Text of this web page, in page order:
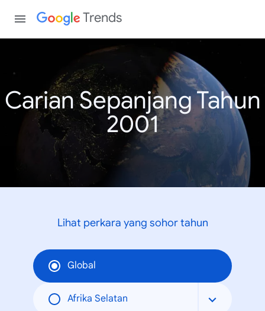
Trends
Carian Sepanjang Tahun
2001
Lihat perkara yang sohor tahun
Global
Afrika Selatan